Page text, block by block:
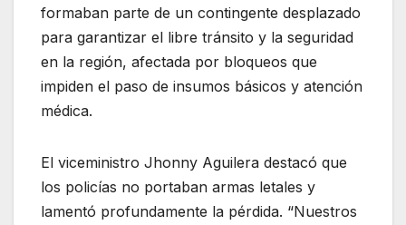
formaban parte de un contingente desplazado
para garantizar el libre tránsito y la seguridad
en la región, afectada por bloqueos que
impiden el paso de insumos básicos y atención
médica.
El viceministro Jhonny Aguilera destacó que
los policías no portaban armas letales y
lamentó profundamente la pérdida. “Nuestros